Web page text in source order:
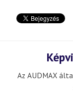
Az AUDMAX